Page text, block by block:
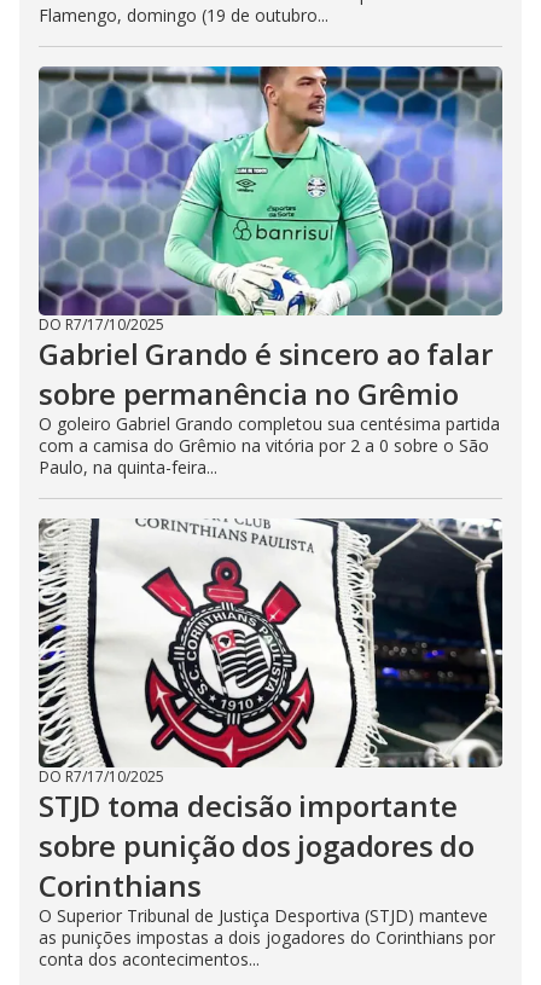
Flamengo, domingo (19 de outubro...
DO R7/17/10/2025
Gabriel Grando é sincero ao falar
sobre permanência no Grêmio
O goleiro Gabriel Grando completou sua centésima partida
com a camisa do Grêmio na vitória por 2 a 0 sobre o São
Paulo, na quinta-feira...
DO R7/17/10/2025
STJD toma decisão importante
sobre punição dos jogadores do
Corinthians
O Superior Tribunal de Justiça Desportiva (STJD) manteve
as punições impostas a dois jogadores do Corinthians por
conta dos acontecimentos...